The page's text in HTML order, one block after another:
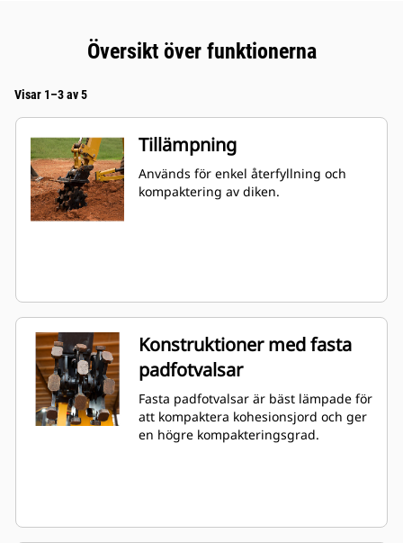
Översikt över funktionerna
Visar 1–3 av 5
Tillämpning
Används för enkel återfyllning och
kompaktering av diken.
Konstruktioner med fasta
padfotvalsar
Fasta padfotvalsar är bäst lämpade för
att kompaktera kohesionsjord och ger
en högre kompakteringsgrad.